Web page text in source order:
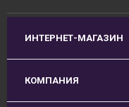
ИНТЕРНЕТ-МАГАЗИН
КОМПАНИЯ